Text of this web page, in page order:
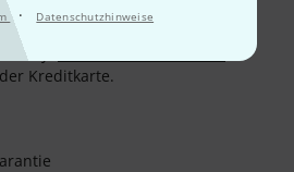
· Datenschutzhinweise
und sicher per Nachnahme,
Pay,
Kreditkarte.